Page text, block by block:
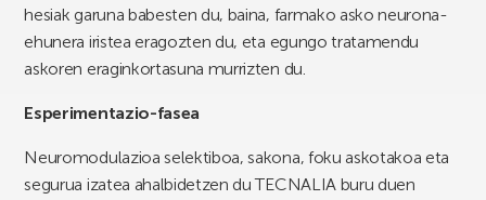
hesiak garuna babesten du, baina, farmako asko neurona-
ehunera iristea eragozten du, eta egungo tratamendu
askoren eraginkortasuna murrizten du.
Esperimentazio-fasea
Neuromodulazioa selektiboa, sakona, foku askotakoa eta
segurua izatea ahalbidetzen du TECNALIA buru duen